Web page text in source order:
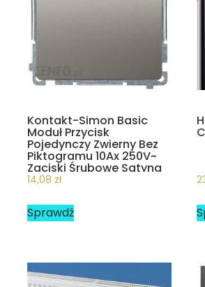
Kontakt-Simon Basic
Moduł Przycisk
Pojedynczy Zwierny Bez
Piktogramu 10Ax 250V~
Zaciski Śrubowe Satyna
Bmp1.01/29
14,08 zł
Sprawdź